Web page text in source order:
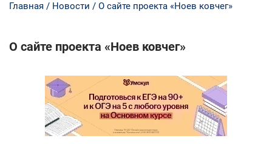
Главная Новости О сайте проекта «Ноев ковчег»
О сайте проекта «Ноев ковчег»